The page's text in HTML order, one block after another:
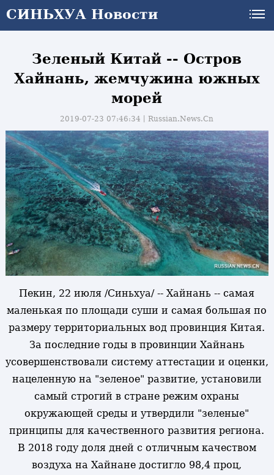
СИНЬХУА Новости
Зеленый Китай -- Остров
Хайнань, жемчужина южных
морей
2019-07-23 07:46:34丨Russian.News.Cn
Пекин, 22 июля /Синьхуа/ -- Хайнань -- самая
маленькая по площади суши и самая большая по
размеру территориальных вод провинция Китая.
За последние годы в провинции Хайнань
усовершенствовали систему аттестации и оценки,
нацеленную на "зеленое" развитие, установили
самый строгий в стране режим охраны
окружающей среды и утвердили "зеленые"
принципы для качественного развития региона.
В 2018 году доля дней с отличным качеством
воздуха на Хайнане достигло 98,4 проц,